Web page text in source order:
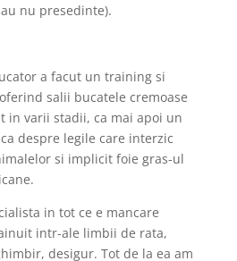
nu presedinte).
a facut un training si
salii bucatele cremoase
in varii stadii, ca mai apoi un
despre legile care interzic
si implicit foie gras-ul
in tot ce e mancare
intr-ale limbii de rata,
desigur. Tot de la ea am